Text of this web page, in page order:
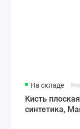
На складе
Кисть
синтетика,